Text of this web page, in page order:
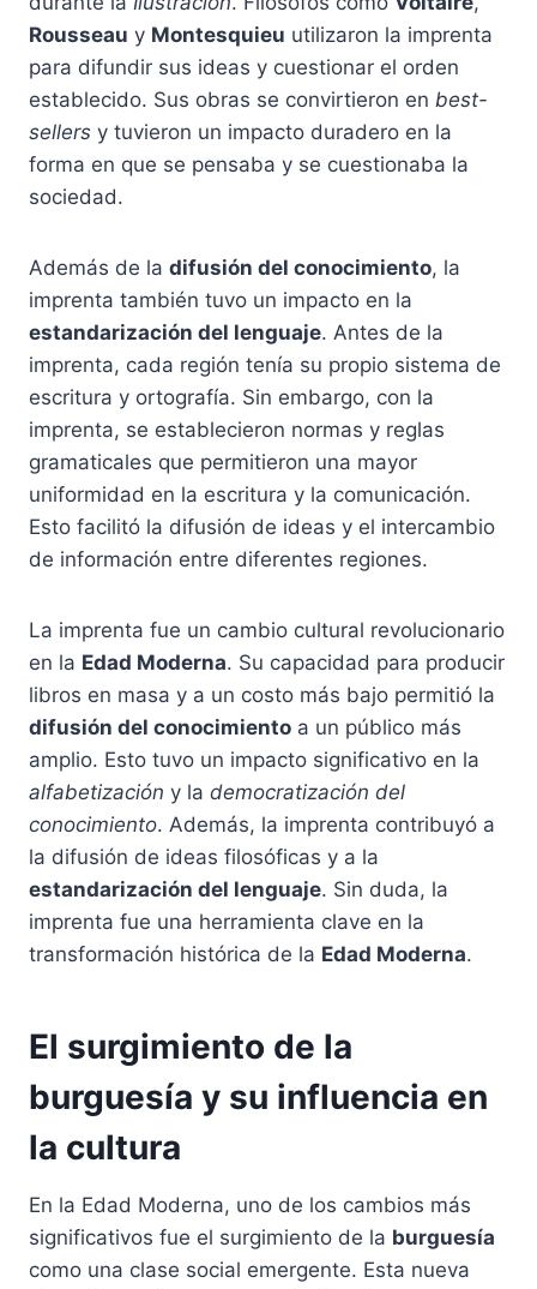
Rousseau y Montesquieu utilizaron la imprenta
para difundir sus ideas y cuestionar el orden
establecido. Sus obras se convirtieron en best-
sellers y tuvieron un impacto duradero en la
forma en que se pensaba y se cuestionaba la
sociedad.
Además de la difusión del conocimiento, la
imprenta también tuvo un impacto en la
estandarización del lenguaje. Antes de la
imprenta, cada región tenía su propio sistema de
escritura y ortografía. Sin embargo, con la
imprenta, se establecieron normas y reglas
gramaticales que permitieron una mayor
uniformidad en la escritura y la comunicación.
Esto facilitó la difusión de ideas y el intercambio
de información entre diferentes regiones.
La imprenta fue un cambio cultural revolucionario
en la Edad Moderna. Su capacidad para producir
libros en masa y a un costo más bajo permitió la
difusión del conocimiento a un público más
amplio. Esto tuvo un impacto significativo en la
alfabetización y la democratización del
conocimiento. Además, la imprenta contribuyó a
la difusión de ideas filosóficas y a la
estandarización del lenguaje. Sin duda, la
imprenta fue una herramienta clave en la
transformación histórica de la Edad Moderna.
El surgimiento de la
burguesía y su influencia en
la cultura
En la Edad Moderna, uno de los cambios más
significativos fue el surgimiento de la burguesía
como una clase social emergente. Esta nueva